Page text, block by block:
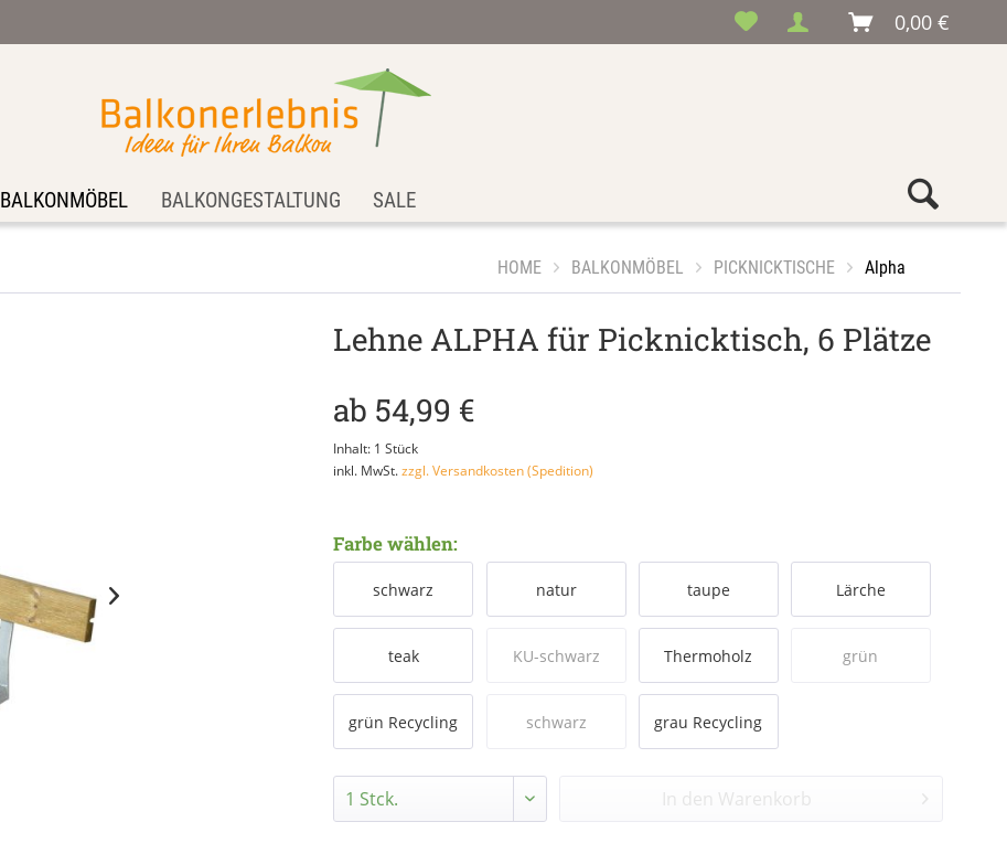
0,00 €
BALKONMÖBEL BALKONGESTALTUNG SALE
HOME BALKONMÖBEL PICKNICKTISCHE Alpha
Lehne ALPHA für Picknicktisch, 6 Plätze
ab 54,99 €
Inhalt: 1 Stück
inkl. MwSt.zzgl. Versandkosten (Spedition)
Farbe wählen:
schwarz natur taupe Lärche
teak KU-schwarz Thermoholz grün
grün Recycling schwarz grau Recycling
In den Warenkorb